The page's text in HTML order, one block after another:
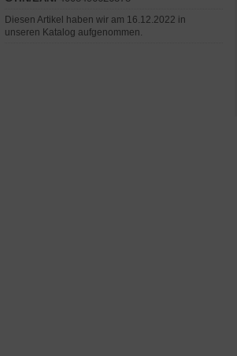
Diesen Artikel haben wir am 16.12.2022 in
unseren Katalog aufgenommen.